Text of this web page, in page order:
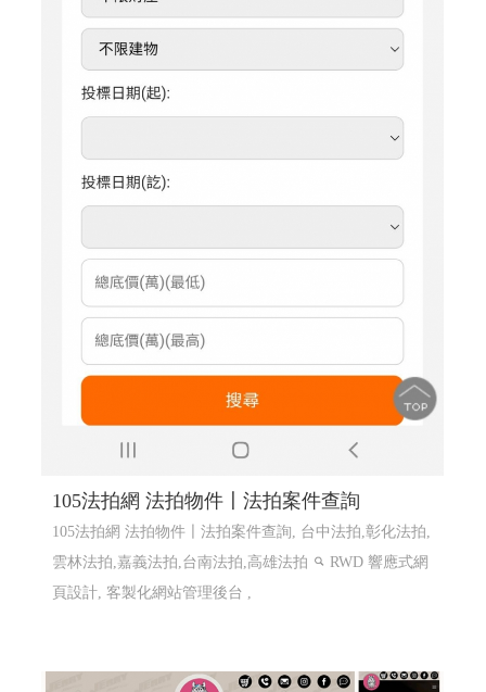
105法拍網 法拍物件〡法拍案件查詢
105法拍網 法拍物件〡法拍案件查詢, 台中法拍,彰化法拍,
雲林法拍,嘉義法拍,台南法拍,高雄法拍
RWD 響應式網
頁設計, 客製化網站管理後台 ,